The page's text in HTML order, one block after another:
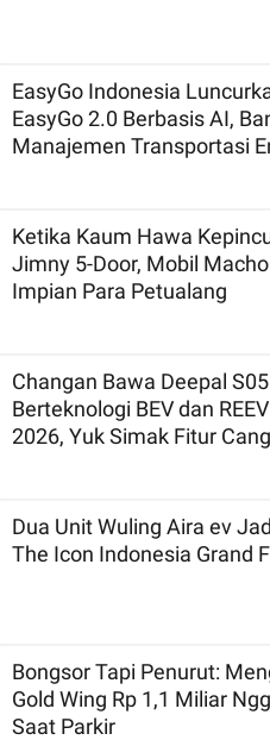
EasyGo Indonesia
EasyGo 2.0 Berbasis AI,
Manajemen Transportasi
Ketika Kaum Hawa
Jimny 5-Door, Mobil
Impian Para Petualang
Changan Bawa Deepal S05
Berteknologi BEV dan
2026, Yuk Simak Fitur
Dua Unit Wuling Aira ev
The Icon Indonesia Grand
Bongsor Tapi Penurut:
Gold Wing Rp 1,1 Miliar
Saat Parkir